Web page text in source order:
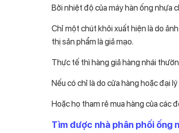
Bởi nhiệt độ của máy hàn ống nhựa
Chỉ một chút khỏi xuất hiện là do
thị sản phẩm là giả mạo.
Thực tế thì hàng giả hàng nhái
Nếu có chỉ là do cửa hàng hoặc đại
Hoặc họ tham rẻ mua hàng của các
Tìm được nhà phân phối ống